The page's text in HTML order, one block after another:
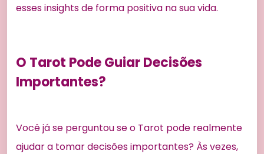
esses insights de forma positiva na sua vida.
O Tarot Pode Guiar Decisões
Importantes?
Você já se perguntou se o Tarot pode realmente
ajudar a tomar decisões importantes? Às vezes,